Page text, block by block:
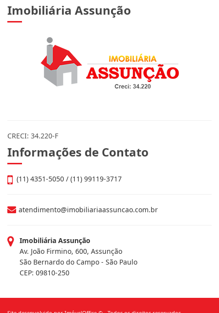
Imobiliária Assunção
CRECI: 34.220-F
Informações de Contato
(11) 4351-5050 / (11) 99119-3717
atendimento@imobiliariaassuncao.com.br
Imobiliária Assunção
Av. João Firmino, 600, Assunção
São Bernardo do Campo - São Paulo
CEP: 09810-250